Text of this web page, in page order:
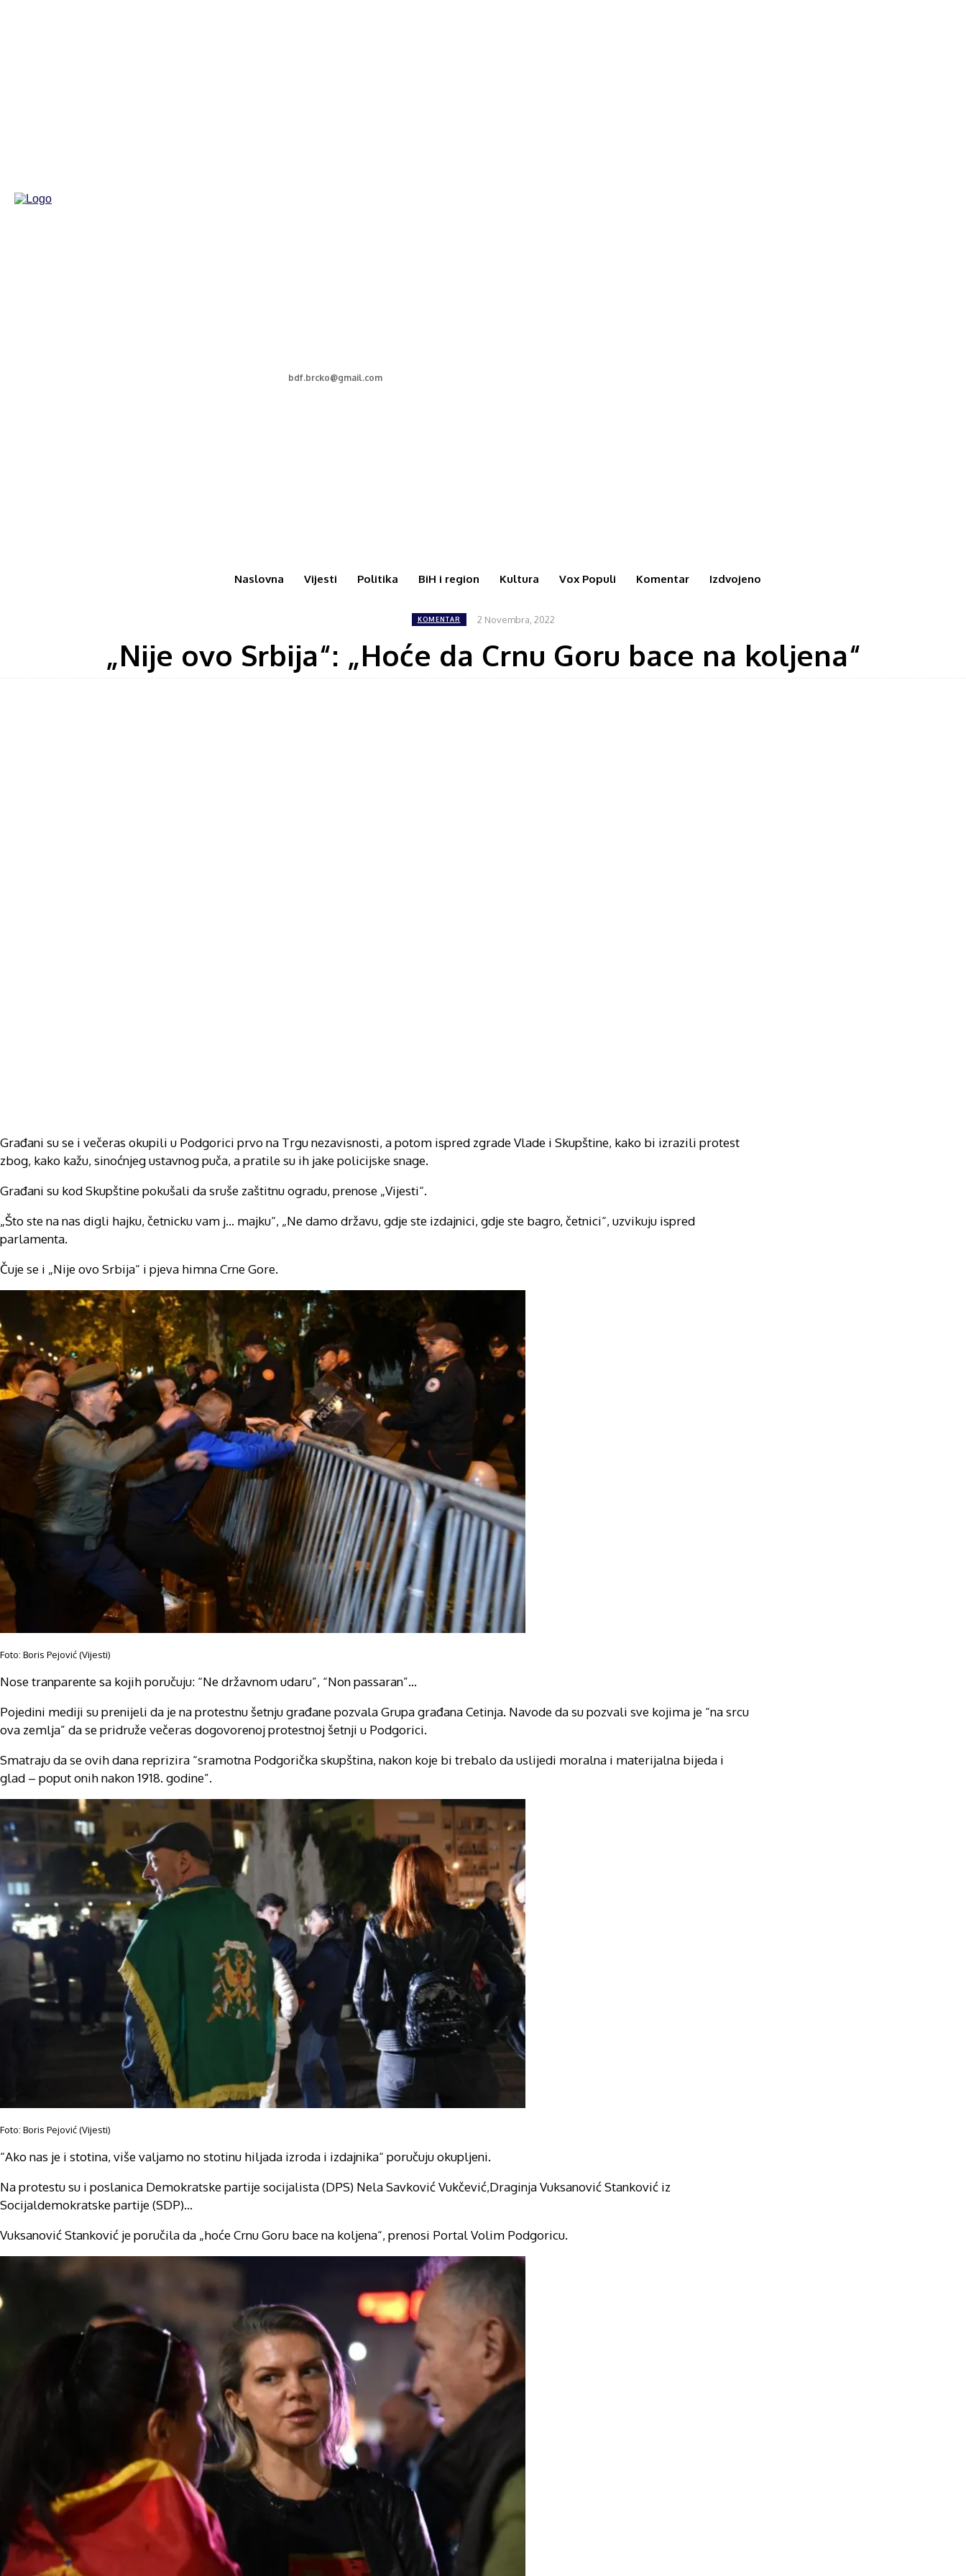
bdf.brcko@gmail.com
Naslovna Vijesti Politika BiH i region Kultura Vox Populi Komentar Izdvojeno
KOMENTAR 2 Novembra, 2022
„Nije ovo Srbija“: „Hoće da Crnu Goru bace na koljena“
Građani su se i večeras okupili u Podgorici prvo na Trgu nezavisnosti, a potom ispred zgrade Vlade i Skupštine, kako bi izrazili protest
zbog, kako kažu, sinoćnjeg ustavnog puča, a pratile su ih jake policijske snage.
Građani su kod Skupštine pokušali da sruše zaštitnu ogradu, prenose „Vijesti“.
„Što ste na nas digli hajku, četnicku vam j… majku“, „Ne damo državu, gdje ste izdajnici, gdje ste bagro, četnici“, uzvikuju ispred
parlamenta.
Čuje se i „Nije ovo Srbija“ i pjeva himna Crne Gore.
Foto: Boris Pejović (Vijesti)
Nose tranparente sa kojih poručuju: “Ne državnom udaru”, “Non passaran”…
Pojedini mediji su prenijeli da je na protestnu šetnju građane pozvala Grupa građana Cetinja. Navode da su pozvali sve kojima je “na srcu
ova zemlja” da se pridruže večeras dogovorenoj protestnoj šetnji u Podgorici.
Smatraju da se ovih dana reprizira “sramotna Podgorička skupština, nakon koje bi trebalo da uslijedi moralna i materijalna bijeda i
glad – poput onih nakon 1918. godine”.
Foto: Boris Pejović (Vijesti)
“Ako nas je i stotina, više valjamo no stotinu hiljada izroda i izdajnika“ poručuju okupljeni.
Na protestu su i poslanica Demokratske partije socijalista (DPS) Nela Savković Vukčević,Draginja Vuksanović Stanković iz
Socijaldemokratske partije (SDP)…
Vuksanović Stanković je poručila da „hoće Crnu Goru bace na koljena“, prenosi Portal Volim Podgoricu.